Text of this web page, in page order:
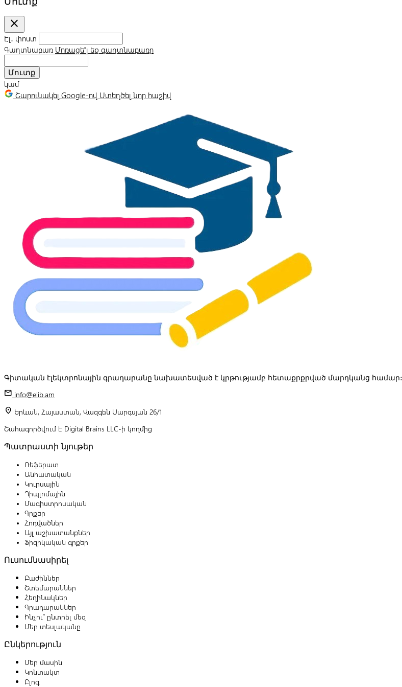
close
Էլ․ փոստ
Գաղտնաբառ Մոռացե՞լ եք գաղտնաբառը
Մուտք
կամ
Շարունակել Google-ով Ստեղծել նոր հաշիվ
Գիտական էլեկտրոնային գրադարանը նախատեսված է կրթությամբ հետաքրքրված մարդկանց համար:
mail info@elib.am
location_on Երևան, Հայաստան, Վազգեն Սարգսյան 26/1
Շահագործվում է Digital Brains LLC-ի կողմից
Պատրաստի նյութեր
Ռեֆերատ
Անհատական
Կուրսային
Դիպլոմային
Մագիստրոսական
Գրքեր
Հոդվածներ
Այլ աշխատանքներ
Ֆիզիկական գրքեր
Ուսումնասիրել
Բաժիններ
Շտեմարաններ
Հեղինակներ
Գրադարաններ
Ինչու՞ ընտրել մեզ
Մեր տեսլականը
Ընկերություն
Մեր մասին
Կոնտակտ
Բլոգ